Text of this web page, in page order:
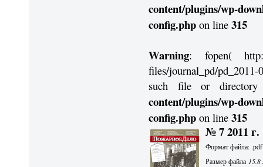
content/plugins/wp-
config.php on line315
Warning: fopen( http://
files/journal_pd/
such file or
content/plugins/wp-
config.php on line315
№ 7 2011 г.
Формат файла: .pdf
Размер файла 15.8